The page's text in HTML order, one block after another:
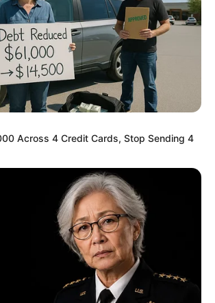
Is Probably Opening Soon
Across 4 Credit Cards, Stop Sending 4